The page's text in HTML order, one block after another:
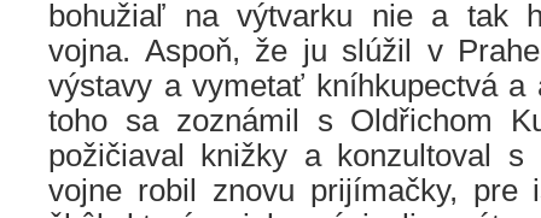
bohužiaľ na výtvarku nie a tak
vojna. Aspoň, že ju slúžil v
výstavy a vymetať kníhkupectvá a
toho sa zoznámil s Oldřichom
požičiaval knižky a konzultoval
vojne robil znovu prijímačky, pre